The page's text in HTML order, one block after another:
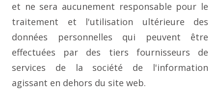
et ne sera aucunement responsable pour le
traitement et l'utilisation ultérieure des
données personnelles qui peuvent être
effectuées par des tiers fournisseurs de
services de la société de l'information
agissant en dehors du site web.